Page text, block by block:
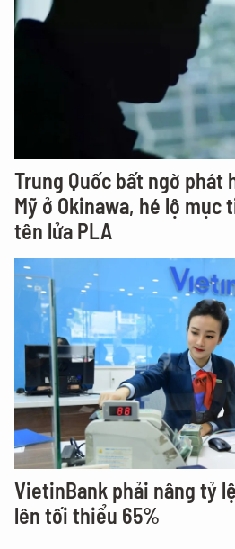
Trung Quốc bất ngờ phát
Mỹ ở Okinawa, hé lộ mục
tên lửa PLA
VietinBank phải nâng tỷ
lên tối thiểu 65%